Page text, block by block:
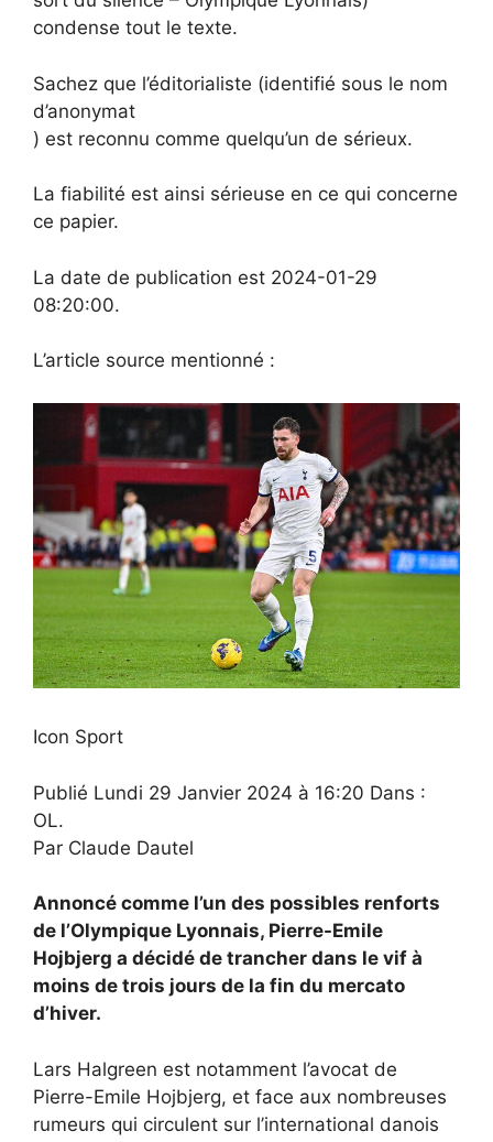
condense tout le texte.
Sachez que l’éditorialiste (identifié sous le nom
d’anonymat
) est reconnu comme quelqu’un de sérieux.
La fiabilité est ainsi sérieuse en ce qui concerne
ce papier.
La date de publication est 2024-01-29
08:20:00.
L’article source mentionné :
Icon Sport
Publié Lundi 29 Janvier 2024 à 16:20 Dans :
OL.
Par Claude Dautel
Annoncé comme l’un des possibles renforts
de l’Olympique Lyonnais, Pierre-Emile
Hojbjerg a décidé de trancher dans le vif à
moins de trois jours de la fin du mercato
d’hiver.
Lars Halgreen est notamment l’avocat de
Pierre-Emile Hojbjerg, et face aux nombreuses
rumeurs qui circulent sur l’international danois